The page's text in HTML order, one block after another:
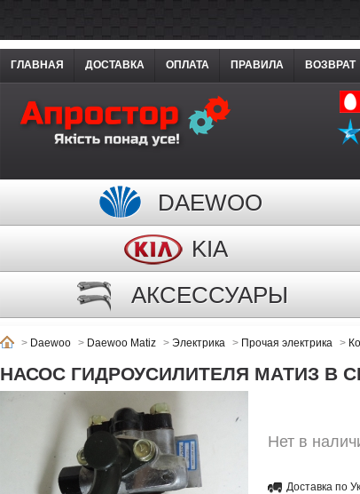
ГЛАВНАЯ ДОСТАВКА ОПЛАТА ПРАВИЛА ВОЗВРАТ
DAEWOO
KIA
АКСЕССУАРЫ
> Daewoo > Daewoo Matiz > Электрика > Прочая электрика >
НАСОС ГИДРОУСИЛИТЕЛЯ МАТИЗ В
Нет в
Доставка по